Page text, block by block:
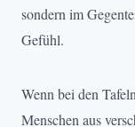
sondern im
Gefühl.
Wenn bei den
Menschen aus